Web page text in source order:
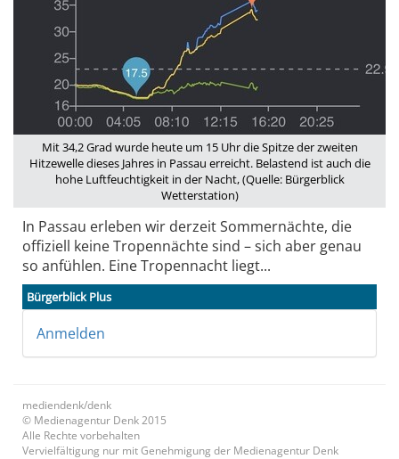
Mit 34,2 Grad wurde heute um 15 Uhr die Spitze der zweiten
Hitzewelle dieses Jahres in Passau erreicht. Belastend ist auch die
hohe Luftfeuchtigkeit in der Nacht, (Quelle: Bürgerblick
Wetterstation)
In Passau erleben wir derzeit Sommernächte, die
offiziell keine Tropennächte sind – sich aber genau
so anfühlen. Eine Tropennacht liegt...
Bürgerblick Plus
Anmelden
mediendenk/denk
© Medienagentur Denk 2015
Alle Rechte vorbehalten
Vervielfältigung nur mit Genehmigung der Medienagentur Denk